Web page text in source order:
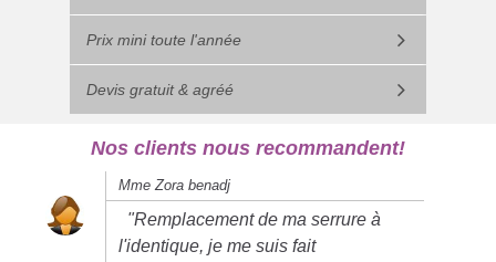
Prix mini toute l'année
Devis gratuit & agréé
Nos clients nous recommandent!
Mme Zora benadj
"Remplacement de ma serrure à
l'identique, je me suis fait